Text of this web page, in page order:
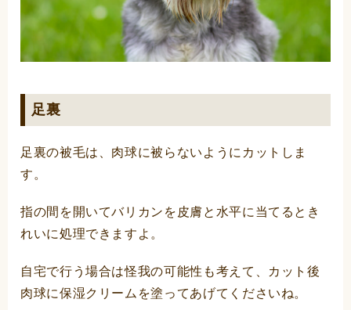
足裏
足裏の被毛は、肉球に被らないようにカットしま
す。
指の間を開いてバリカンを皮膚と水平に当てるとき
れいに処理できますよ。
自宅で行う場合は怪我の可能性も考えて、カット後
肉球に保湿クリームを塗ってあげてくださいね。